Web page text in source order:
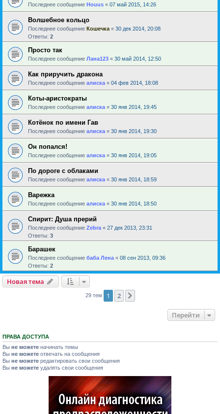
Последнее сообщение Houus « 07 май 2015, 14:26
Волшебное кольцо
Последнее сообщение Кошечка « 30 дек 2014, 20:08
Ответы: 2
Просто так
Последнее сообщение Лана123 « 30 май 2014, 12:50
Как приручить дракона
Последнее сообщение алиска « 04 фев 2014, 18:08
Коты-аристократы
Последнее сообщение алиска « 30 янв 2014, 19:45
Котёнок по имени Гав
Последнее сообщение алиска « 30 янв 2014, 19:30
Он попался!
Последнее сообщение алиска « 30 янв 2014, 19:05
По дороге с облаками
Последнее сообщение алиска « 30 янв 2014, 18:59
Варежка
Последнее сообщение алиска « 30 янв 2014, 18:50
Спирит: Душа прерий
Последнее сообщение Zebra « 27 дек 2013, 23:31
Ответы: 3
Барашек
Последнее сообщение баба Лена « 08 сен 2013, 09:36
Ответы: 2
Новая тема
29 тем 1 2
Перейти
ПРАВА ДОСТУПА
Вы не можете начинать темы
Вы не можете отвечать на сообщения
Вы не можете редактировать свои сообщения
Вы не можете удалять свои сообщения